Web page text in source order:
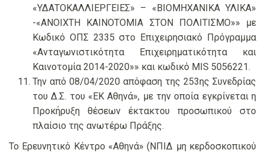
«ΥΔΑΤΟΚΑΛΛΙΕΡΓΕΙΕΣ» – «ΒΙΟΜΗΧΑΝΙΚΑ ΥΛΙΚΑ»
-«ΑΝΟΙΧΤΗ ΚΑΙΝΟΤΟΜΙΑ ΣΤΟΝ ΠΟΛΙΤΙΣΜΟ»» με
Κωδικό ΟΠΣ 2335 στο Επιχειρησιακό Πρόγραμμα
«Ανταγωνιστικότητα Επιχειρηματικότητα και
Καινοτομία 2014-2020»» και κωδικό MIS 5056221.
Την από 08/04/2020 απόφαση της 253ης Συνεδρίας
του Δ.Σ. του «ΕΚ Αθηνά», με την οποία εγκρίνεται η
Προκήρυξη θέσεων έκτακτου προσωπικού στο
πλαίσιο της ανωτέρω Πράξης.
Το Ερευνητικό Κέντρο «Αθηνά» (ΝΠΙΔ μη κερδοσκοπικού